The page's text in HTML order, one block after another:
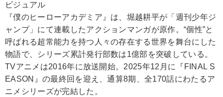
ビジュアル
『僕のヒーローアカデミア』は、堀越耕平が「週刊少年ジ
ャンプ」にて連載したアクションマンガが原作。“個性”と
呼ばれる超常能力を持つ人々の存在する世界を舞台にした
物語で、シリーズ累計発行部数は1億部を突破している。
TVアニメは2016年に放送開始。2025年12月に『FINAL S
EASON』の最終回を迎え、通算8期、全170話にわたるア
ニメシリーズが完結した。